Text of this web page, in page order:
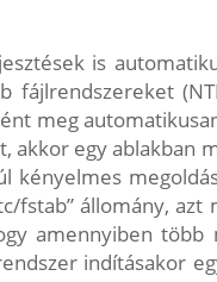
is
fájlrendszereket
meg
akkor egy ablakban
kényelmes
fstab” állomány,
amennyiben
indításakor